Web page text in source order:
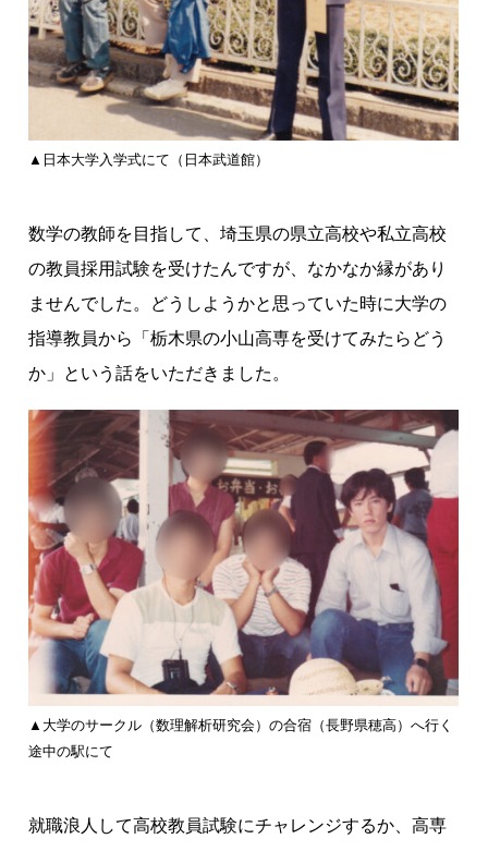
▲日本大学入学式にて（日本武道館）
数学の教師を目指して、埼玉県の県立高校や私立高校
の教員採用試験を受けたんですが、なかなか縁があり
ませんでした。どうしようかと思っていた時に大学の
指導教員から「栃木県の小山高専を受けてみたらどう
か」という話をいただきました。
▲大学のサークル（数理解析研究会）の合宿（長野県穂高）へ行く
途中の駅にて
就職浪人して高校教員試験にチャレンジするか、高専